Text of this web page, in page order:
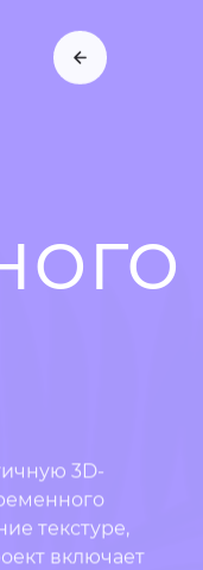
3D-
текстуре,
включает